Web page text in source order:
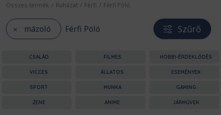
Összes termék / Ruházat / Férfi / Férfi Póló
mázoló Férfi Póló Szűrő
CSALÁD FILMES HOBBI-ÉRDEKLŐDÉS
VICCES ÁLLATOS ESEMÉNYEK
SPORT MUNKA GAMING
ZENE ANIME JÁRMŰVEK